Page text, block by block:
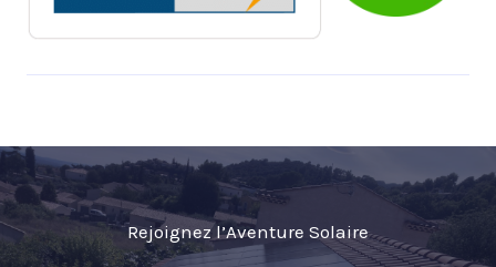
Rejoignez l’Aventure Solaire